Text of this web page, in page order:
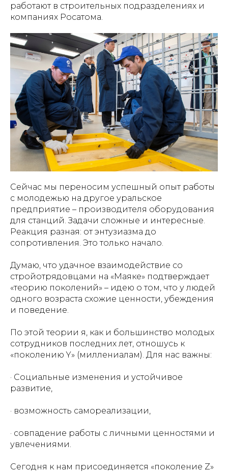
работают в строительных подразделениях и
компаниях Росатома.
Сейчас мы переносим успешный опыт работы
с молодежью на другое уральское
предприятие – производителя оборудования
для станций. Задачи сложные и интересные.
Реакция разная: от энтузиазма до
сопротивления. Это только начало.
Думаю, что удачное взаимодействие со
стройотрядовцами на «Маяке» подтверждает
«теорию поколений» – идею о том, что у людей
одного возраста схожие ценности, убеждения
и поведение.
По этой теории я, как и большинство молодых
сотрудников последних лет, отношусь к
«поколению Y» (миллениалам). Для нас важны:
· Социальные изменения и устойчивое
развитие,
· возможность самореализации,
· совпадение работы с личными ценностями и
увлечениями.
Сегодня к нам присоединяется «поколение Z»